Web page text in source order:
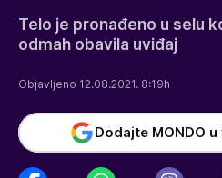
Telo je pronađeno u selu
odmah obavila uviđaj
Objavljeno 12.08.2021. 8:19h
Dodajte MONDO